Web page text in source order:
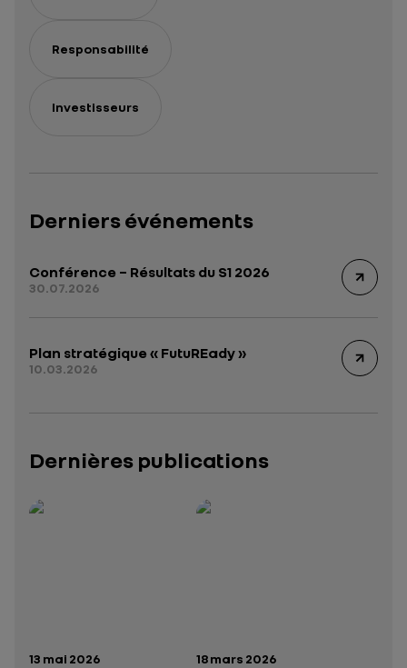
Responsabilité
Investisseurs
Derniers événements
Conférence – Résultats du S1 2026
30.07.2026
Plan stratégique « FutuREady »
10.03.2026
Dernières publications
Date de publication:
13 mai 2026
Rapport intégré 2025 – 2026— données structurées (JSON)
Date de publication:
18 mars 2026
Présentation institutionnelle 2026